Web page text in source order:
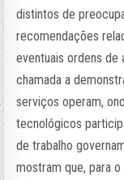
distintos de
recomendações
eventuais ordens de
chamada a
serviços operam,
tecnológicos
de trabalho
mostram que, para o